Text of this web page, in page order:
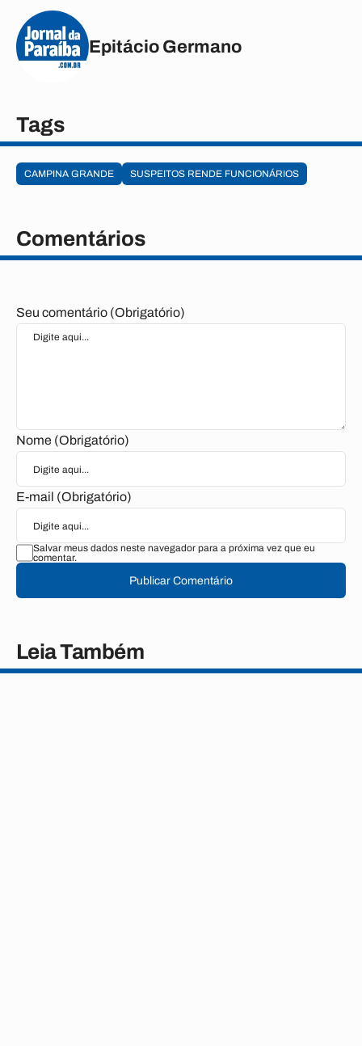
Epitácio Germano
Tags
CAMPINA GRANDE SUSPEITOS RENDE FUNCIONÁRIOS
Comentários
Seu comentário (Obrigatório)
Nome (Obrigatório)
E-mail (Obrigatório)
Salvar meus dados neste navegador para a próxima vez que eu
comentar.
Publicar Comentário
Leia Também